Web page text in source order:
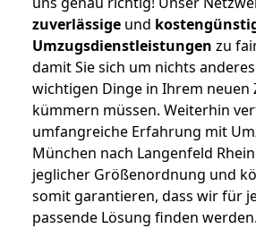
zuverlässige und
Umzugsdienstleistungen zu
damit Sie sich um nichts
wichtigen Dinge in Ihrem neuen
kümmern müssen. Weiterhin
umfangreiche Erfahrung mit
München nach Langenfeld
jeglicher Größenordnung und
somit garantieren, dass wir für
passende Lösung finden werden.